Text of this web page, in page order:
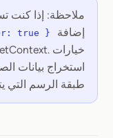
إضافة
true }
طبقة الرسم التي